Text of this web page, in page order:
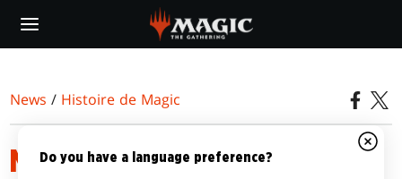
main
News / Histoire de Magic
MAGIC ORIGINES : UNE
Do you have a language preference?